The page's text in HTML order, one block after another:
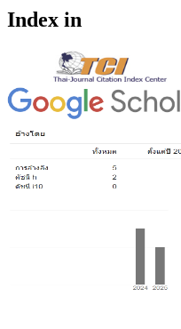
Index in